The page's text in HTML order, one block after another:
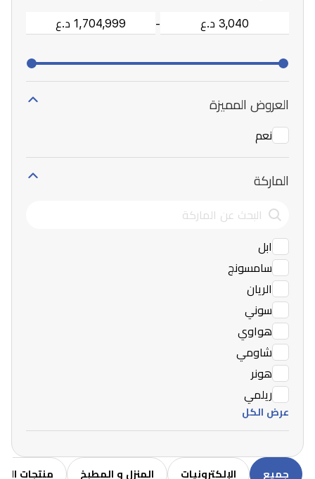
-
العروض المميزة
نعم
الماركة
ابل
سامسونج
الريان
سوني
هواوي
شاومي
هونر
ريلمي
عرض الكل
جميع الإلكترونيات المنزل و المطبخ منتجات